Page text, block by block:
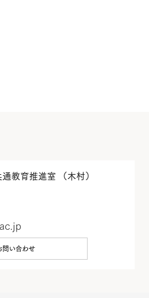
教育推進室 （木村）
問い合わせ